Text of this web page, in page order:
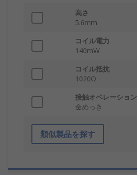
高さ
5.6mm
コイル電力
140mW
コイル抵抗
1020Ω
接触オペレーション
金めっき
類似製品を探す